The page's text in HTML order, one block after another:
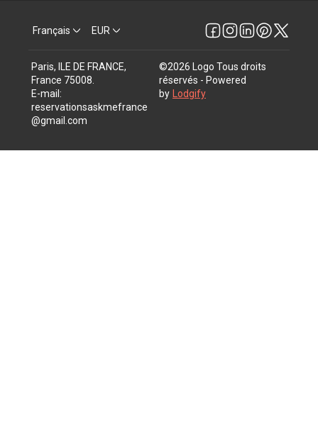
Français EUR
Paris, ILE DE FRANCE,
France 75008
E-mail :
reservationsaskmefrance
@gmail.com
©2026 Logo Tous droits
réservés - Powered
by
Lodgify